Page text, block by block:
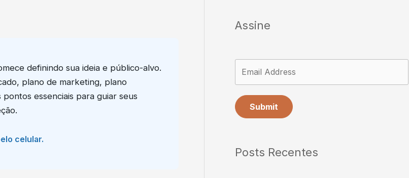
definindo sua ideia e público-alvo.
plano de marketing, plano
essenciais para guiar seus
celular.
Assine
Submit
Posts Recentes